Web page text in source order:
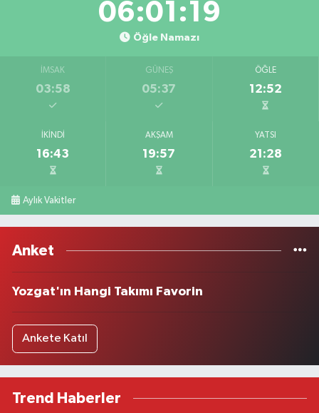
06:01:19
Öğle Namazı
İMSAK
03:58
GÜNEŞ
05:37
ÖĞLE
12:52
İKINDI
16:43
AKŞAM
19:57
YATSI
21:28
Aylık Vakitler
Anket
Yozgat'ın Hangi Takımı Favorin
Ankete Katıl
Trend Haberler